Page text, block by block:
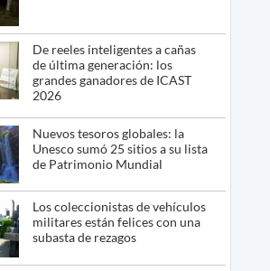
De reeles inteligentes a cañas
de última generación: los
grandes ganadores de ICAST
2026
Nuevos tesoros globales: la
Unesco sumó 25 sitios a su lista
de Patrimonio Mundial
Los coleccionistas de vehículos
militares están felices con una
subasta de rezagos